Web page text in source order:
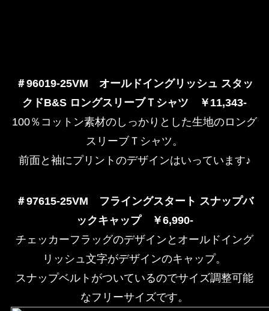
＃96019-25VM
オールドイングリッシュ スタッ
クドB&S ロングスリーブＴシャツ ￥11,343-
100％コットン素材のしっかりとした生地のロング
スリーブＴシャツ。
前面と袖にプリントのデザインはいっています♪
＃97615-25VM
フライングスタート スナップバ
ックキャップ ￥6,990-
チェッカーフラッグのデザインとオールドイング
リッシュ文字がデザインのキャップ。
スナップベルトがついているのでサイズ調整可能
なフリーサイズです。